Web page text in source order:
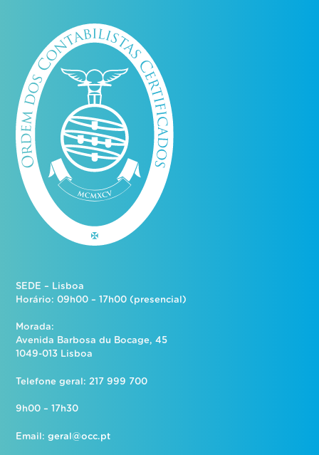
SEDE – Lisboa
Horário: 09h00 – 17h00 (presencial)
Morada:
Avenida Barbosa du Bocage, 45
1049-013 Lisboa
Telefone geral: 217 999 700
9h00 – 17h30
Email:geral@occ.pt